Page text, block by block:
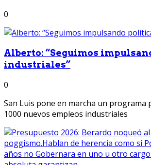
0
Alberto: “Seguimos
industriales”
0
San Luis pone en marcha un programa
1000 nuevos empleos industriales